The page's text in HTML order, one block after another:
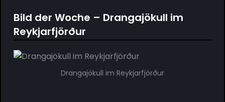
Bild der Woche – Drangajökull im
Reykjarfjörður
Drangajökull im Reykjarfjörður